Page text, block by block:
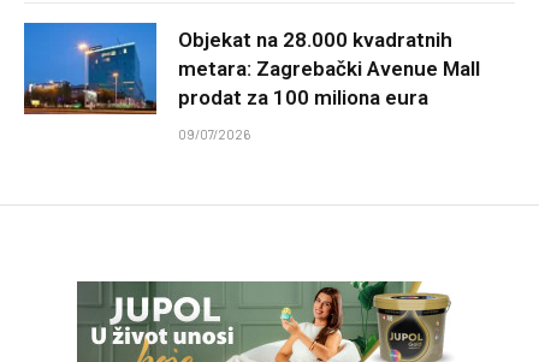
Objekat na 28.000 kvadratnih
metara: Zagrebački Avenue Mall
prodat za 100 miliona eura
09/07/2026